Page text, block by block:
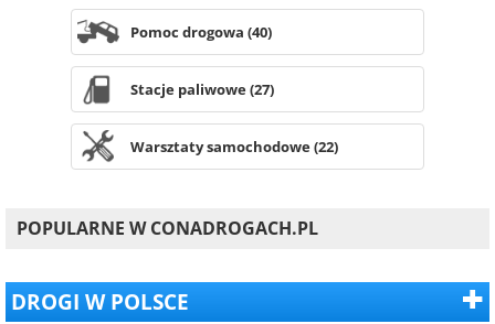
Pomoc drogowa (40)
Stacje paliwowe (27)
Warsztaty samochodowe (22)
POPULARNE W CONADROGACH.PL
DROGI W POLSCE